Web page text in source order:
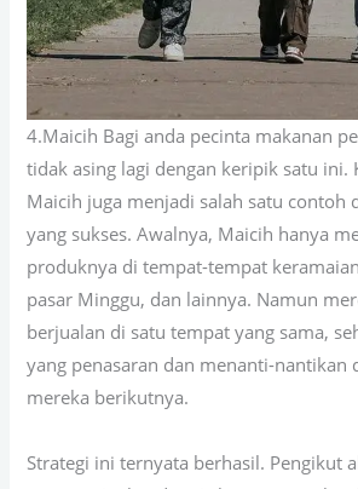
4.Maicih Bagi anda pecinta makanan
tidak asing lagi dengan keripik satu ini.
Maicih juga menjadi salah satu contoh
yang sukses. Awalnya, Maicih hanya
produknya di tempat-tempat
pasar Minggu, dan lainnya. Namun
berjualan di satu tempat yang sama,
yang penasaran dan menanti-nantikan
mereka berikutnya.
Strategi ini ternyata berhasil. Pengikut